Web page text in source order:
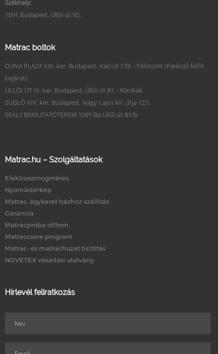
Székhely:
1091 Budapest, Üllői út 95.
Matrac boltok
DUNA PLAZA XIII. ker. Budapest, Váci út 178. - Földszint (Parkoló felőli
bejárat)
ÜLLŐI ÚT IX. ker. Budapest, Üllői út 81. - Klinikák
ZUGLÓ XIV. ker. Budapest, Nagy Lajos kir. útja 127.
SEALY BEMUTATÓTEREM 1091 Bp.Üllői út 81/b
Matrac.hu – Szolgáltatások
Elektroszmogmérés
Nyomástérkép
Matrac, ágykeret házhoz szállítás
Garancia
Matracpróba otthon
Matraccsere program
Matrac- és matrachuzat tisztítás
NOVETEX vásárlási utalvány
Hírlevél feliratkozás